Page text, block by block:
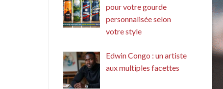
pour votre gourde
personnalisée selon
votre style
Edwin Congo : un artiste
aux multiples facettes